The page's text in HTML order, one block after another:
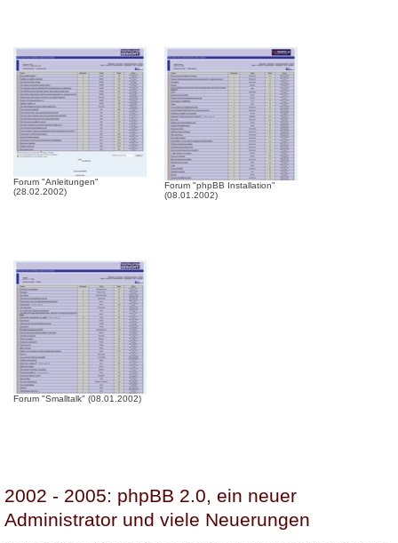
Forum "Anleitungen"
(28.02.2002)
Forum "phpBB Installation"
(08.01.2002)
Forum "Smalltalk" (08.01.2002)
2002 - 2005: phpBB 2.0, ein neuer
Administrator und viele Neuerungen